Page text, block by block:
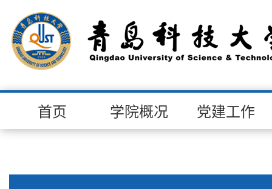
首页 学院概况 党建工作